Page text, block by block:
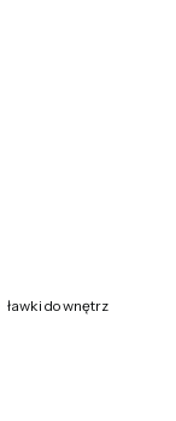
ławki do wnętrz